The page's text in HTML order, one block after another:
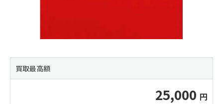
買取最高額
25,000